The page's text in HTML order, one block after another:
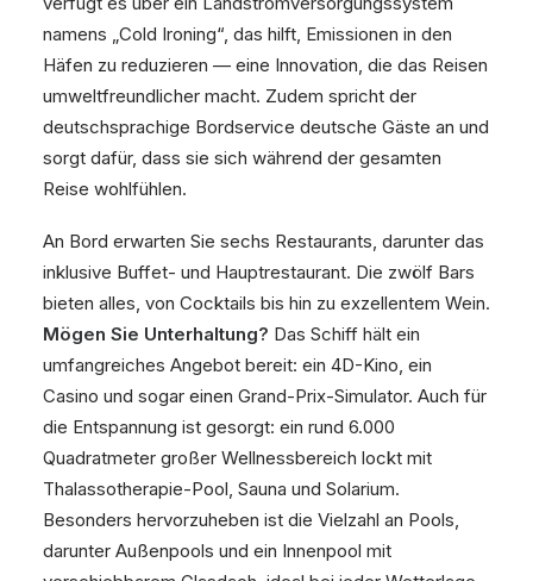
namens „Cold Ironing“, das hilft, Emissionen in den
Häfen zu reduzieren — eine Innovation, die das Reisen
umweltfreundlicher macht. Zudem spricht der
deutschsprachige Bordservice deutsche Gäste an und
sorgt dafür, dass sie sich während der gesamten
Reise wohlfühlen.
An Bord erwarten Sie sechs Restaurants, darunter das
inklusive Buffet- und Hauptrestaurant. Die zwölf Bars
bieten alles, von Cocktails bis hin zu exzellentem Wein.
Mögen Sie Unterhaltung? Das Schiff hält ein
umfangreiches Angebot bereit: ein 4D-Kino, ein
Casino und sogar einen Grand-Prix-Simulator. Auch für
die Entspannung ist gesorgt: ein rund 6.000
Quadratmeter großer Wellnessbereich lockt mit
Thalassotherapie-Pool, Sauna und Solarium.
Besonders hervorzuheben ist die Vielzahl an Pools,
darunter Außenpools und ein Innenpool mit